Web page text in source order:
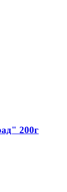
200г